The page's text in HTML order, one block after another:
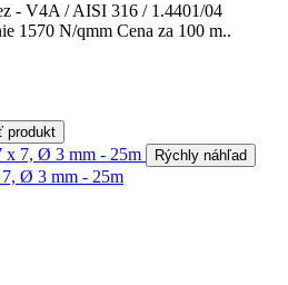
- V4A / AISI 316 / 1.4401/04
1570 N/qmm Cena za 100 m..
produkt
Rýchly náhľad
Ø 3 mm - 25m